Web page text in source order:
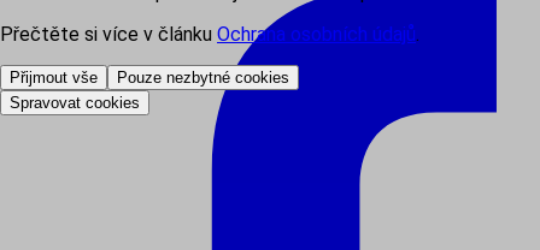
Přečtěte si více v článku Ochrana osobních údajů.
Přijmout vše
Pouze nezbytné cookies
Spravovat cookies